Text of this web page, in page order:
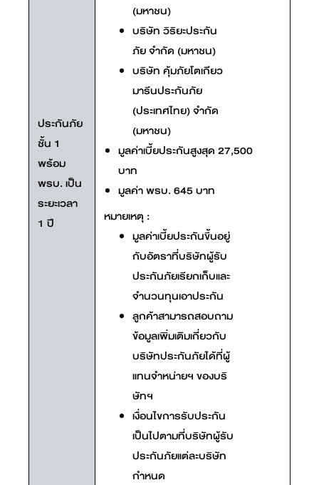
ประกันภัย
ชั้น 1
พร้อม
พรบ. เป็น
ระยะเวลา
1 ปี
(มหาชน)
บริษัท วิริยะประกัน
ภัย จำกัด (มหาชน)
บริษัท คุ้มภัยโตเกียว
มารีนประกันภัย
(ประเทศไทย) จำกัด
(มหาชน)
มูลค่าเบี้ยประกันสูงสุด 27,500
บาท
มูลค่า พรบ. 645 บาท
หมายเหตุ :
มูลค่าเบี้ยประกันขึ้นอยู่
กับอัตราที่บริษัทผู้รับ
ประกันภัยเรียกเก็บและ
จำนวนทุนเอาประกัน
ลูกค้าสามารถสอบถาม
ข้อมูลเพิ่มเติมเกี่ยวกับ
บริษัทประกันภัยได้ที่ผู้
แทนจำหน่ายฯ ของบริ
ษัทฯ
เงื่อนไขการรับประกัน
เป็นไปตามที่บริษัทผู้รับ
ประกันภัยแต่ละบริษัท
กำหนด